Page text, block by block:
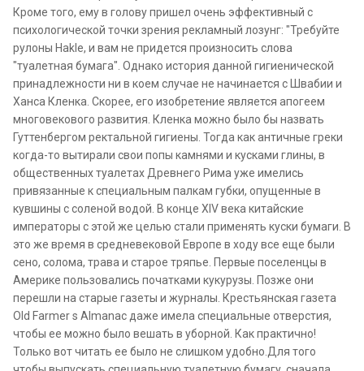
Кроме того, ему в голову пришел очень эффективный с
психологической точки зрения рекламный лозунг: "Требуйте
рулоны Hakle, и вам не придется произносить слова
"туалетная бумага". Однако история данной гигиенической
принадлежности ни в коем случае не начинается с Швабии и
Ханса Кленка. Скорее, его изобретение является апогеем
многовекового развития. Кленка можно было бы назвать
Гуттенбергом ректальной гигиены. Тогда как античные греки
когда-то вытирали свои попы камнями и кусками глины, в
общественных туалетах Древнего Рима уже имелись
привязанные к специальным палкам губки, опущенные в
кувшины с соленой водой. В конце XIV века китайские
императоры с этой же целью стали применять куски бумаги. В
это же время в средневековой Европе в ходу все еще были
сено, солома, трава и старое тряпье. Первые поселенцы в
Америке пользовались початками кукурузы. Позже они
перешли на старые газеты и журналы. Крестьянская газета
Old Farmer s Almanac даже имела специальные отверстия,
чтобы ее можно было вешать в уборной. Как практично!
Только вот читать ее было не слишком удобно.Для того